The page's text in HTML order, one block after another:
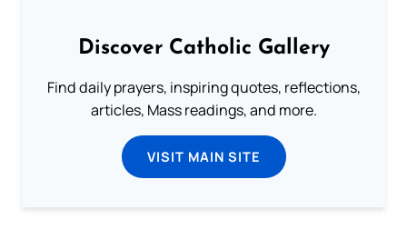
Discover Catholic Gallery
Find daily prayers, inspiring quotes, reflections,
articles, Mass readings, and more.
VISIT MAIN SITE